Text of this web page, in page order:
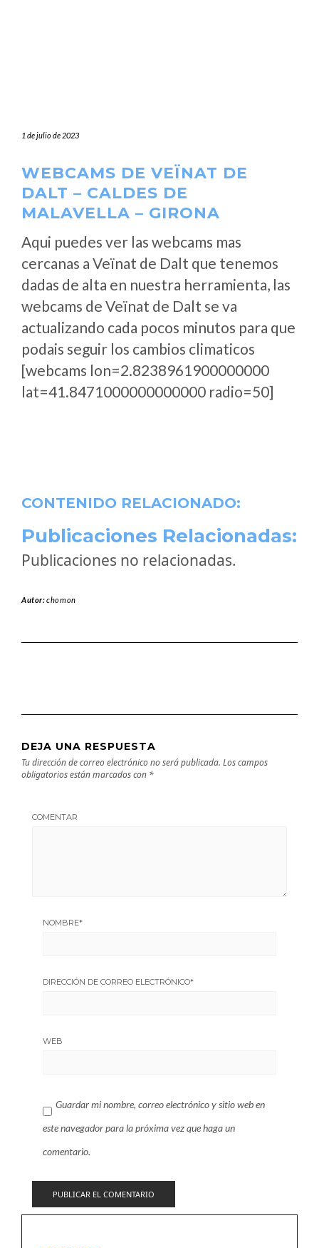
1 de julio de 2023
WEBCAMS DE VEÏNAT DE
DALT – CALDES DE
MALAVELLA – GIRONA
Aqui puedes ver las webcams mas
cercanas a Veïnat de Dalt que tenemos
dadas de alta en nuestra herramienta, las
webcams de Veïnat de Dalt se va
actualizando cada pocos minutos para que
podais seguir los cambios climaticos
[webcams lon=2.8238961900000000
lat=41.8471000000000000 radio=50]
CONTENIDO RELACIONADO:
Publicaciones Relacionadas:
Publicaciones no relacionadas.
Autor:chomon
DEJA UNA RESPUESTA
Tu dirección de correo electrónico no será publicada. Los campos
obligatorios están marcados con *
COMENTAR
NOMBRE*
DIRECCIÓN DE CORREO ELECTRÓNICO*
WEB
Guardar mi nombre, correo electrónico y sitio web en
este navegador para la próxima vez que haga un
comentario.